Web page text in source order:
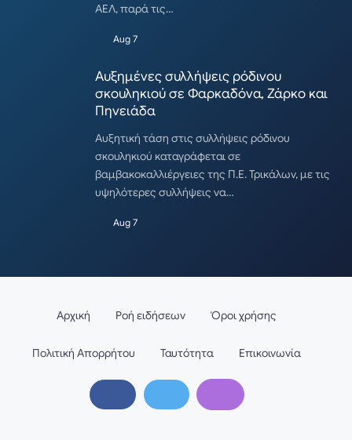
ΑΕΛ, παρά τις…
Aug 7
Αυξημένες συλλήψεις ρόδινου
σκουληκιού σε Φαρκαδόνα, Ζάρκο και
Πηνειάδα
Αυξητική τάση στις συλλήψεις ρόδινου
σκουληκιού καταγράφεται σε
βαμβακοκαλλιέργειες της Π.Ε. Τρικάλων, με τις
υψηλότερες συλλήψεις να…
Aug 7
Αρχική Ροή ειδήσεων Όροι χρήσης
Πολιτική Απορρήτου Ταυτότητα Επικοινωνία